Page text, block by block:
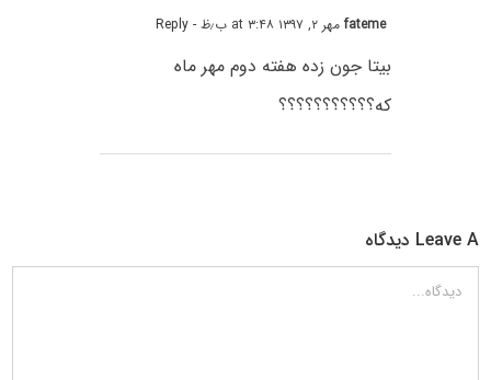
fatemeمهر ۲, ۱۳۹۷ at ۳:۴۸ ب٫ظ - Reply
بیتا جون زده هفته دوم مهر ماه
که؟؟؟؟؟؟؟؟؟؟؟
Leave A دیدگاه
دیدگاه